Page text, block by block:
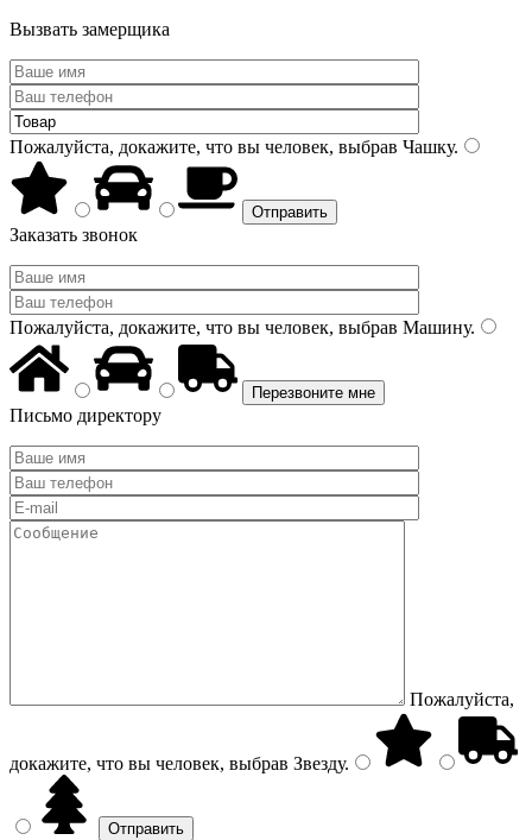
Вызвать замерщика
Пожалуйста, докажите, что вы человек, выбрав Чашку.
Заказать звонок
Пожалуйста, докажите, что вы человек, выбрав Машину.
Письмо директору
Пожалуйста,
докажите, что вы человек, выбрав Звезду.